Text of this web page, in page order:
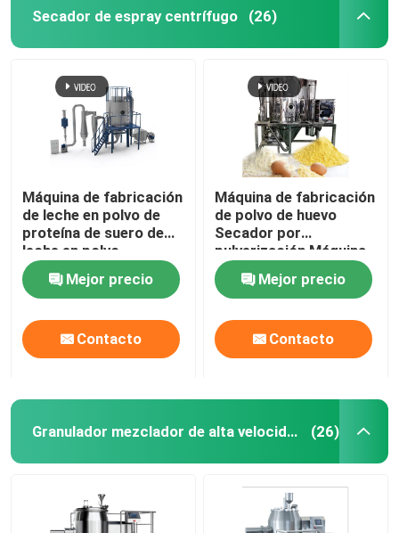
Secador de espray centrífugo (26)
Máquina de fabricación
de leche en polvo de
proteína de suero de
leche en polvo
centrífuga líquida
industrialMejor precio
Contacto
Máquina de fabricación
de polvo de huevo
Secador por
pulverización Máquina
secadora por
pulverización piloto
farmacéutica
Mejor precio
Contacto
Granulador mezclador de alta velocidad (26)